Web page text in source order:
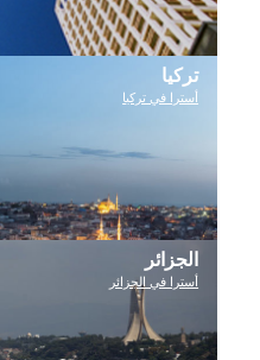
تركيا
أسترا في تركيا
الجزائر
أسترا في الجزائر